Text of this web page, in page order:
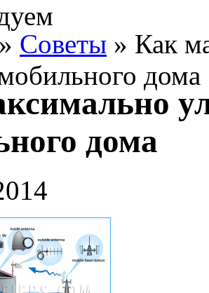
» Советы » Как
дома
дома